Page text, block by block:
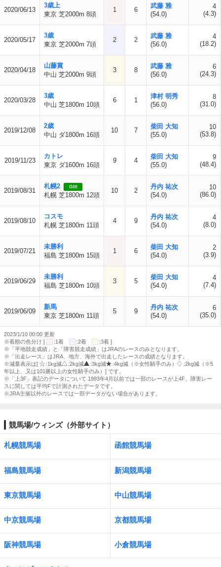
2020/06/13
3歳上
東京 芝2000m 8頭
1 6
武藤 雅
(54.0)
4
(4.3)
2020/05/17
3歳
東京 芝2000m 7頭
2 2
武藤 雅
(56.0)
4
(18.2)
2020/04/18
山藤賞
中山 芝2000m 9頭
3 8
武藤 雅
(56.0)
6
(24.3)
2020/03/28
3歳
中山 芝1800m 10頭
6 1
津村 明秀
(56.0)
8
(31.0)
2019/12/08
2歳
中山 ダ1800m 16頭
10 7
柴田 大知
(55.0)
10
(53.8)
2019/11/23
カトレ
東京 ダ1600m 16頭
9 4
柴田 大知
(55.0)
9
(48.4)
2019/08/31
札幌2 GIII
札幌 芝1800m 12頭
10 2
丹内 祐次
(54.0)
10
(86.0)
2019/08/10
コスモ
札幌 芝1800m 11頭
4 9
丹内 祐次
(54.0)
4
(8.0)
2019/07/21
未勝利
福島 芝1800m 15頭
1 6
柴田 大知
(54.0)
2
(3.9)
2019/06/29
未勝利
福島 芝1800m 10頭
3 5
柴田 大知
(54.0)
4
(7.4)
2019/06/09
新馬
東京 芝1800m 11頭
5 9
丹内 祐次
(54.0)
6
(35.0)
2023/1/10 00:00 更新
※着順の色分け [
:1着 :2着
:3着 ]
※「平地競走成績」と「障害競走成績」はJRAのレースのみとなります。
※「出走レース」はJRA、地方、海外で出走したレースの成績となります。
※減量表示は[
:1kg減 :2kg減 :3kg減 :4kg減（※女性騎手のみ）
:2kg減（※5
年以上、又は101勝以上の女性騎手のみ）] です。
※「上3F」表記のデータについて 1993年4月以前では一部のレースが上4F、障害レー
スに関しては平均Fで計測されたデータです。
※JRA主催以外のレースでは一部データがない場合があります。
競馬場/ウィンズ（外部サイト）
札幌競馬場 函館競馬場
福島競馬場 新潟競馬場
東京競馬場 中山競馬場
中京競馬場 京都競馬場
阪神競馬場 小倉競馬場